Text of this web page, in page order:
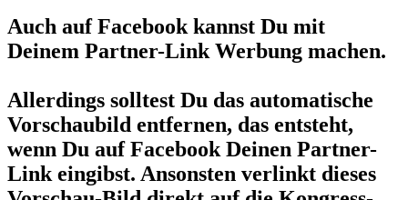
Auch auf Facebook kannst Du mit
Deinem Partner-Link Werbung machen.
Allerdings solltest Du das automatische
Vorschaubild entfernen, das entsteht,
wenn Du auf Facebook Deinen Partner-
Link eingibst. Ansonsten verlinkt dieses